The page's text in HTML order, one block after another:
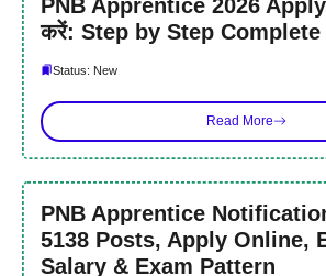
PNB Apprentice 2026
करें: Step by Step Complete
Status: New
Read More
PNB Apprentice
5138 Posts, Apply Online,
Salary & Exam Pattern